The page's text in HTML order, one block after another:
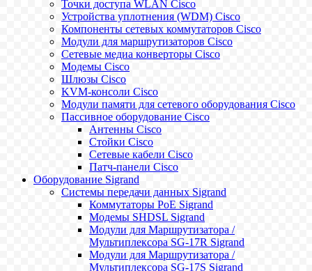
Точки доступа WLAN Cisco
Устройства уплотнения (WDM) Cisco
Компоненты сетевых коммутаторов Cisco
Модули для маршрутизаторов Cisco
Сетевые медиа конверторы Cisco
Модемы Cisco
Шлюзы Cisco
KVM-консоли Cisco
Модули памяти для сетевого оборудования Cisco
Пассивное оборудование Cisco
Антенны Cisco
Стойки Cisco
Сетевые кабели Cisco
Патч-панели Cisco
Оборудование Sigrand
Системы передачи данных Sigrand
Коммутаторы PoE Sigrand
Модемы SHDSL Sigrand
Модули для Маршрутизатора /
Мультиплексора SG-17R Sigrand
Модули для Маршрутизатора /
Мультиплексора SG-17S Sigrand